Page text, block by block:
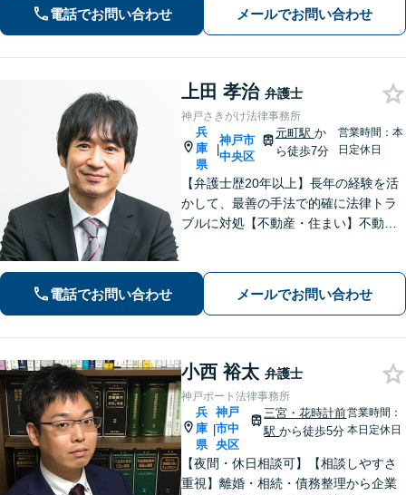
持ちを大切にしながら交渉します。
【Web相談可】【平日夜間可】【神戸
電話でお問い合わせ メールでお問い合わせ
上田 孝治 弁護士
神戸さきがけ法律事務所
兵
庫
県
|
神戸市
中央区
元町駅 か
ら徒歩7分
営業時間：本
日定休日
【弁護士歴20年以上】長年の経験を活
かして、最善の手法で的確に法律トラ
ブルに対処【不動産・住まい】不動産
携してワンストップで解決【夜間・休
日相談可】【元町駅7分】
電話でお問い合わせ メールでお問い合わせ
小西 裕太 弁護士
神戸ポート法律事務所
兵
庫
県
|
神戸
市中
央区
三宮・花時計前
駅から徒歩5分
営業時間：
本日定休日
【夜間・休日相談可】【相談しやすさ
重視】離婚・相続・債務整理から企業